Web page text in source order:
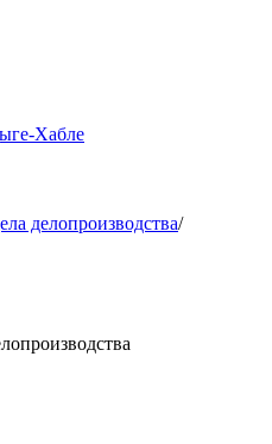
Хабле
делопроизводства/